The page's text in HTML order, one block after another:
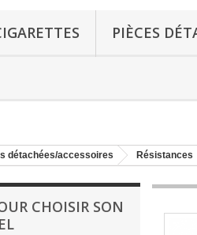
PIÈCES
détachées/accessoires Résistances
CHOISIR SON